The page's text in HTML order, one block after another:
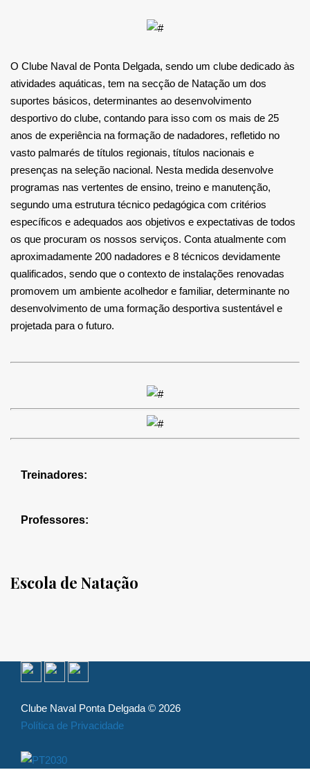
O Clube Naval de Ponta Delgada, sendo um clube dedicado às
atividades aquáticas, tem na secção de Natação um dos
suportes básicos, determinantes ao desenvolvimento
desportivo do clube, contando para isso com os mais de 25
anos de experiência na formação de nadadores, refletido no
vasto palmarés de títulos regionais, títulos nacionais e
presenças na seleção nacional. Nesta medida desenvolve
programas nas vertentes de ensino, treino e manutenção,
segundo uma estrutura técnico pedagógica com critérios
específicos e adequados aos objetivos e expectativas de todos
os que procuram os nossos serviços. Conta atualmente com
aproximadamente 200 nadadores e 8 técnicos devidamente
qualificados, sendo que o contexto de instalações renovadas
promovem um ambiente acolhedor e familiar, determinante no
desenvolvimento de uma formação desportiva sustentável e
projetada para o futuro.
Treinadores:
Professores:
Escola de Natação
Clube Naval Ponta Delgada © 2026
Política de Privacidade